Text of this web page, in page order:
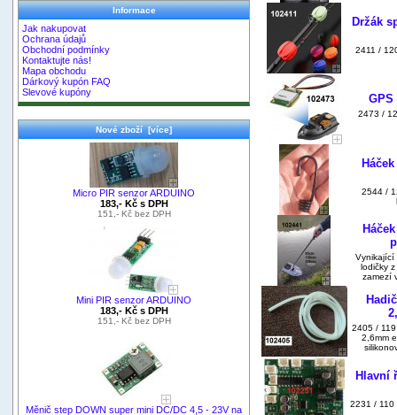
Informace
Jak nakupovat
Ochrana údajů
Obchodní podmínky
Kontaktujte nás!
Mapa obchodu
Dárkový kupón FAQ
Slevové kupóny
Nové zboží [více]
Micro PIR senzor ARDUINO
183,- Kč s DPH
151,- Kč bez DPH
Mini PIR senzor ARDUINO
183,- Kč s DPH
151,- Kč bez DPH
Měnič step DOWN super mini DC/DC 4,5 - 23V na
Držák
2411 /
2473 /
2544 /
Vynikající
lodičky
zamezí
2405 /
2,6mm
Hlavní
2231 /